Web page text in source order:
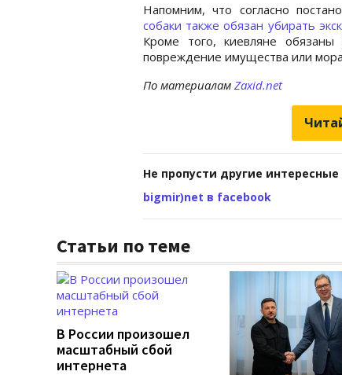
Напомним, что согласно
собаки также обязан убирать
Кроме того, киевляне обязаны
повреждение имущества или
По материалам Zaxid.net
Не пропусти другие
bigmir)net в facebook
Статьи по теме
В России произошел
масштабный сбой
интернета